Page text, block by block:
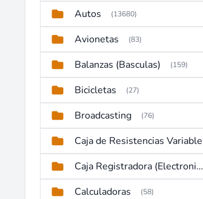
Autos (13680)
Avionetas (83)
Balanzas (Basculas) (159)
Bicicletas (27)
Broadcasting (76)
Caja de Resistencias Variable
Caja Registradora (Electronic Cash Register)
Calculadoras (58)